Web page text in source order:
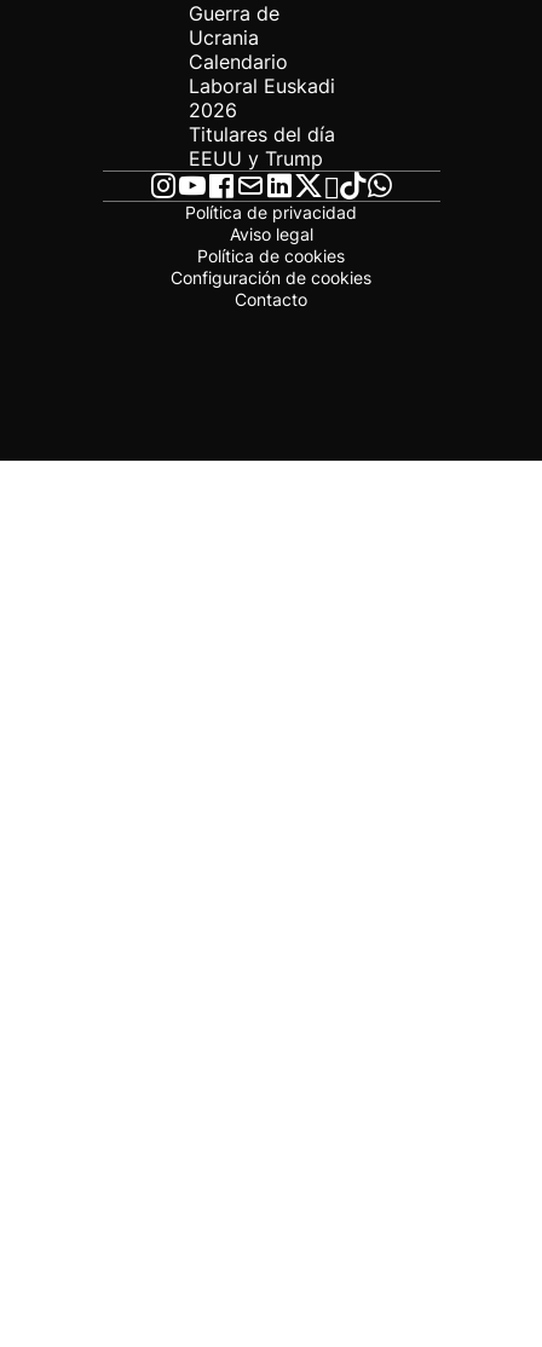
Guerra de
Ucrania
Calendario
Laboral Euskadi
2026
Titulares del día
EEUU y Trump
Política de privacidad
Aviso legal
Política de cookies
Configuración de cookies
Contacto